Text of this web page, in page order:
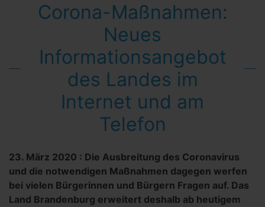
Corona-Maßnahmen:
Neues
Informationsangebot
des Landes im
Internet und am
Telefon
23. März 2020 : Die Ausbreitung des Coronavirus
und die notwendigen Maßnahmen dagegen werfen
bei vielen Bürgerinnen und Bürgern Fragen auf. Das
Land Brandenburg erweitert deshalb ab heutigem